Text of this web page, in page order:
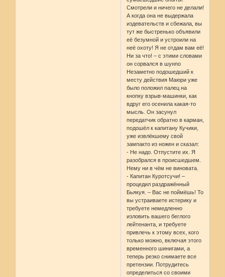
Смотрели и ничего не делали!
А когда она не выдержала
издевательств и сбежала, вы
тут же быстренько объявили
её безумной и устроили на
неё охоту! Я не отдам вам её!
Ни за что! – с этими словами
он сорвался в шунпо
Незаметно подошедший к
месту действия Маюри уже
было положил палец на
кнопку взрыв-машинки, как
вдруг его осенила какая-то
мысль. Он засунул
передатчик обратно в карман,
подошёл к капитану Кучики,
уже извлёкшему свой
зампакто из ножен и сказал:
- Не надо. Отпустите их. Я
разобрался в происшедшем.
Нему ни в чём не виновата.
- Капитан Куротсучи! –
процедил раздражённый
Бьякуя. – Вас не поймёшь! То
вы устраиваете истерику и
требуете немедленно
изловить вашего беглого
лейтенанта, и требуете
привлечь к этому всех, кого
только можно, включая этого
временного шинигами, а
теперь резко снимаете все
претензии. Потрудитесь
определиться со своими